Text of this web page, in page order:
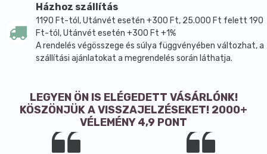
Házhoz szállítás
1190 Ft-tól, Utánvét esetén +300 Ft, 25.000 Ft felett 190
Ft-tól, Utánvét esetén +300 Ft +1%
A rendelés végösszege és súlya függvényében változhat, a
szállítási ajánlatokat a megrendelés során láthatja.
LEGYEN ÖN IS ELÉGEDETT VÁSÁRLÓNK!
KÖSZÖNJÜK A VISSZAJELZÉSEKET! 2000+
VÉLEMÉNY 4,9 PONT